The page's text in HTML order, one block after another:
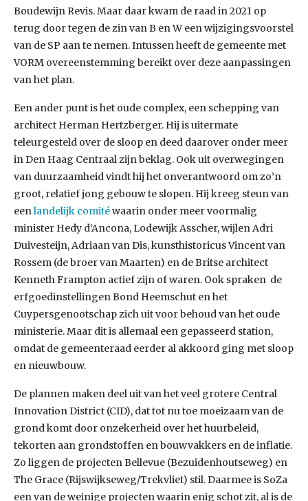
Boudewijn Revis. Maar daar kwam de raad in 2021 op
terug door tegen de zin van B en W een wijzigingsvoorstel
van de SP aan te nemen. Intussen heeft de gemeente met
VORM overeenstemming bereikt over deze aanpassingen
van het plan.
Een ander punt is het oude complex, een schepping van
architect Herman Hertzberger. Hij is uitermate
teleurgesteld over de sloop en deed daarover onder meer
in Den Haag Centraal zijn beklag. Ook uit overwegingen
van duurzaamheid vindt hij het onverantwoord om zo’n
groot, relatief jong gebouw te slopen. Hij kreeg steun van
eenlandelijk comitéwaarin onder meer voormalig
minister Hedy d’Ancona, Lodewijk Asscher, wijlen Adri
Duivesteijn, Adriaan van Dis, kunsthistoricus Vincent van
Rossem (de broer van Maarten) en de Britse architect
Kenneth Frampton actief zijn of waren. Ook spraken de
erfgoedinstellingen Bond Heemschut en het
Cuypersgenootschap zich uit voor behoud van het oude
ministerie. Maar dit is allemaal een gepasseerd station,
omdat de gemeenteraad eerder al akkoord ging met sloop
en nieuwbouw.
De plannen maken deel uit van het veel grotere Central
Innovation District (CID), dat tot nu toe moeizaam van de
grond komt door onzekerheid over het huurbeleid,
tekorten aan grondstoffen en bouwvakkers en de inflatie.
Zo liggen de projecten Bellevue (Bezuidenhoutseweg) en
The Grace (Rijswijkseweg/Trekvliet) stil. Daarmee is SoZa
een van de weinige projecten waarin enig schot zit, al is de